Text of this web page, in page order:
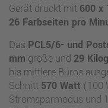
Gerät druckt mit 600 x
26 Farbseiten pro
Das PCL5/6- und
mm große und 29
bis mittlere Büros
Schnitt 570 Watt (100
Stromsparmodus und